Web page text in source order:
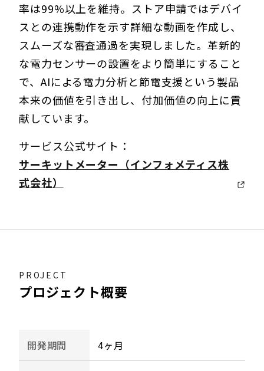
率は99%以上を維持。ストア申請ではデバイ
スとの連携動作を示す詳細な動画を作成し、
スムーズな審査通過を実現しました。革新的
な電力センサーの設置をより簡単にすること
で、AIによる電力分析と節電支援という製品
本来の価値を引き出し、付加価値の向上に貢
献しています。
サービス公式サイト：
サーキットメーター（インフォメティス株
式会社）
PROJECT
プロジェクト概要
開発期間 4ヶ月